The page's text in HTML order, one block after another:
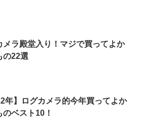
メラ殿堂入り！マジで買ってよか
の22選
年】ログカメラ的今年買ってよか
のベスト10！